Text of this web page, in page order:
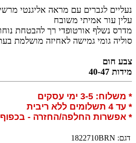
נעליים לגברים עם מראה אליגנטי
עלין עור אמיתי משובח
מדרס נשלף אורטופדי רך להבטחת
סוליה גומי גמישה לאחיזה מושלמת
צבע חום
מידות 40-47
* משלוח: 3-5 ימי עסקים
* עד 4 תשלומים ללא ריבית
* אפשרות החלפה/החזרה - בכפוף
דגם: 1822710BRN